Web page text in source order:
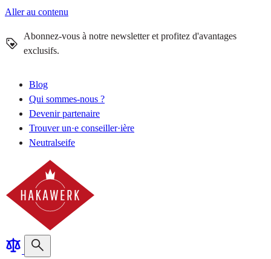
Aller au contenu
Abonnez-vous à notre newsletter et profitez d'avantages
exclusifs.
Blog
Qui sommes-nous ?
Devenir partenaire
Trouver un·e conseiller·ière
Neutralseife